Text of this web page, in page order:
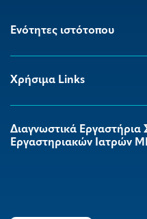
Ενότητες ιστότοπου
Χρήσιμα Links
Διαγνωστικά Εργαστήρια
Εργαστηριακών Ιατρών